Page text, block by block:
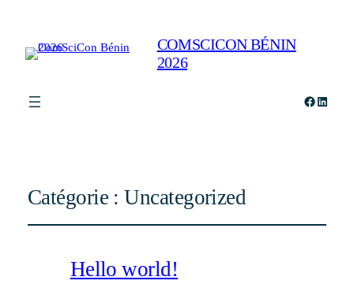
COMSCICON BÉNIN
2026
Facebook
Catégorie :Uncategorized
Hello world!